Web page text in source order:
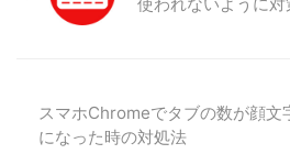
使われないように対
スマホChromeでタブの数が顔文
になった時の対処法